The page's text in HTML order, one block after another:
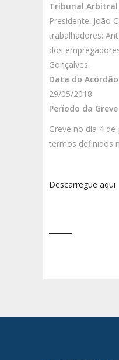
Tribunal Arbitral
Presidente: João
trabalhadores:
dos
Gonçalves.
Data do Acórdão
29/05/2018
Período da Greve
Greve no dia 4
termos definidos
Descarregue aqui